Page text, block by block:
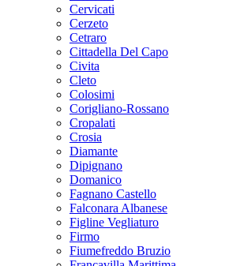
Cervicati
Cerzeto
Cetraro
Cittadella Del Capo
Civita
Cleto
Colosimi
Corigliano-Rossano
Cropalati
Crosia
Diamante
Dipignano
Domanico
Fagnano Castello
Falconara Albanese
Figline Vegliaturo
Firmo
Fiumefreddo Bruzio